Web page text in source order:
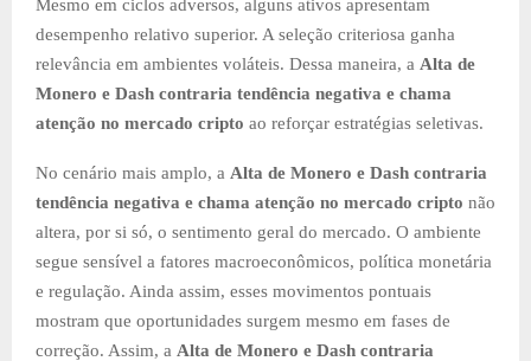
Mesmo em ciclos adversos, alguns ativos apresentam
desempenho relativo superior. A seleção criteriosa ganha
relevância em ambientes voláteis. Dessa maneira, a Alta de
Monero e Dash contraria tendência negativa e chama
atenção no mercado cripto ao reforçar estratégias seletivas.
No cenário mais amplo, a Alta de Monero e Dash contraria
tendência negativa e chama atenção no mercado cripto não
altera, por si só, o sentimento geral do mercado. O ambiente
segue sensível a fatores macroeconômicos, política monetária
e regulação. Ainda assim, esses movimentos pontuais
mostram que oportunidades surgem mesmo em fases de
correção. Assim, a Alta de Monero e Dash contraria